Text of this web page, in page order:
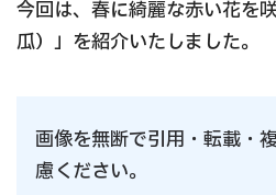
今回は、春に綺麗な赤い花を
瓜）」を紹介いたしました。
画像を無断で引用・転載・
慮ください。